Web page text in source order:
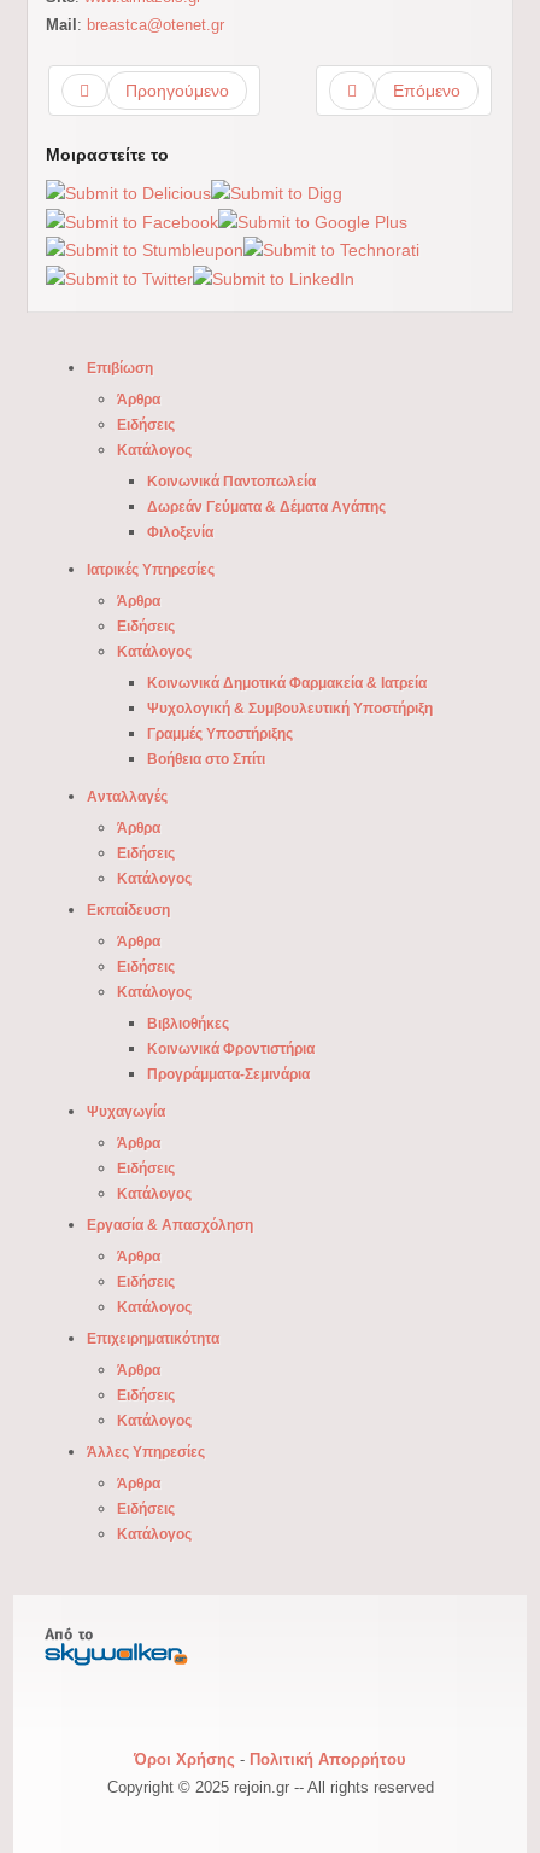
Mail : breastca@otenet.gr
Προηγούμενο Επόμενο
Μοιραστείτε το
Επιβίωση
Άρθρα
Ειδήσεις
Κατάλογος
Κοινωνικά Παντοπωλεία
Δωρεάν Γεύματα & Δέματα Αγάπης
Φιλοξενία
Ιατρικές Υπηρεσίες
Άρθρα
Ειδήσεις
Κατάλογος
Κοινωνικά Δημοτικά Φαρμακεία & Ιατρεία
Ψυχολογική & Συμβουλευτική Υποστήριξη
Γραμμές Υποστήριξης
Βοήθεια στο Σπίτι
Ανταλλαγές
Άρθρα
Ειδήσεις
Κατάλογος
Εκπαίδευση
Άρθρα
Ειδήσεις
Κατάλογος
Βιβλιοθήκες
Κοινωνικά Φροντιστήρια
Προγράμματα-Σεμινάρια
Ψυχαγωγία
Άρθρα
Ειδήσεις
Κατάλογος
Εργασία & Απασχόληση
Άρθρα
Ειδήσεις
Κατάλογος
Επιχειρηματικότητα
Άρθρα
Ειδήσεις
Κατάλογος
Άλλες Υπηρεσίες
Άρθρα
Ειδήσεις
Κατάλογος
Όροι Χρήσης - Πολιτική Απορρήτου
Copyright © 2025 rejoin.gr -- All rights reserved